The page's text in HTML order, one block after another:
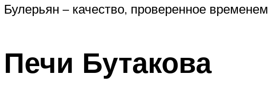
Булерьян – качество, проверенное временем
Печи Бутакова